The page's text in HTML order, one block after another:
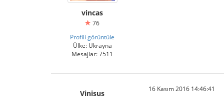
vincas
76
Profili görüntüle
Ülke: Ukrayna
Mesajlar: 7511
Vinisus 16 Kasım 2016 14:46:41